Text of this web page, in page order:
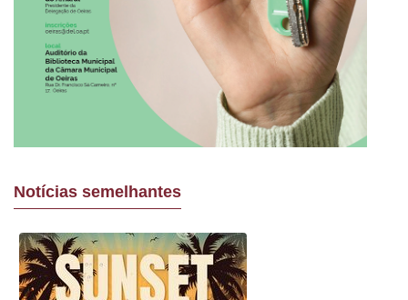
Notícias semelhantes